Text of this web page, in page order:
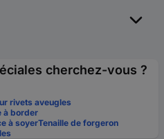
cherchez-vous ?
rivets aveugles
à border
à soyerTenaille de forgeron